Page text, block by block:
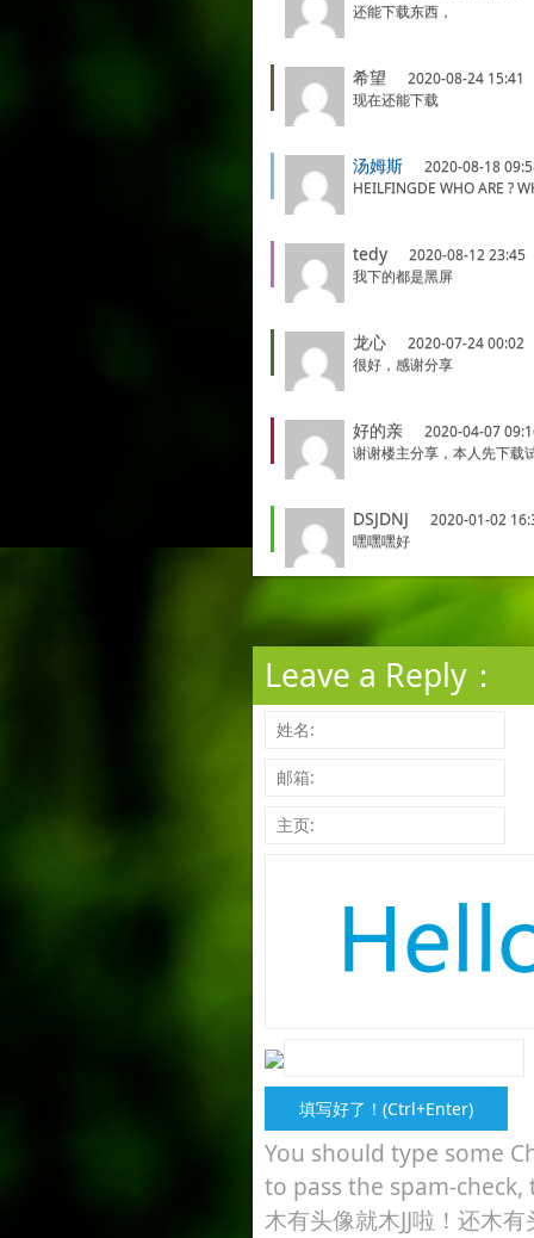
还能下载东西，
希望
2020-08-24 15:41
现在还能下载
汤姆斯
2020-08-18
HEILFINGDE WHO ARE ?
tedy
2020-08-12 23:45
我下的都是黑屏
龙心
2020-07-24 00:02
很好，感谢分享
好的亲
2020-04-07
谢谢楼主分享，本人先下载
DSJDNJ
2020-01-02
嘿嘿嘿好
Leave a Reply：
姓名:
邮箱:
主页:
You should type some
to pass the spam-
木有头像就木JJ啦！还木